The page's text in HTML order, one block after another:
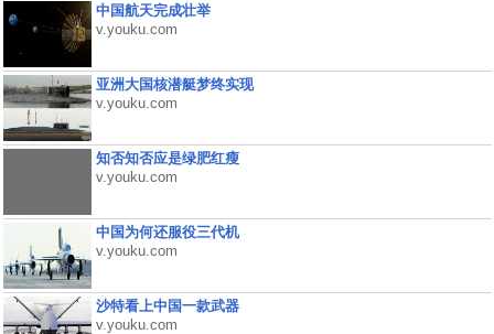
中国航天完成壮举
v.youku.com
亚洲大国核潜艇梦终实现
v.youku.com
知否知否应是绿肥红瘦
v.youku.com
中国为何还服役三代机
v.youku.com
沙特看上中国一款武器
v.youku.com